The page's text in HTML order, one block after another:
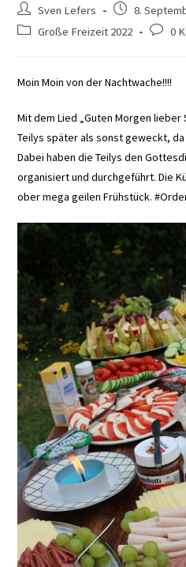
Beitrags-
Autor:
Sven Lefers
Beitrag
veröffentlicht:
8.
Beitrags-Große Freizeit 2022 0
Moin Moin von der Nachtwache!!!!
Mit dem Lied „Guten Morgen lieber
Teilys später als sonst geweckt, da
Dabei haben die Teilys den
organisiert und durchgeführt. Die
ober mega geilen Frühstück.